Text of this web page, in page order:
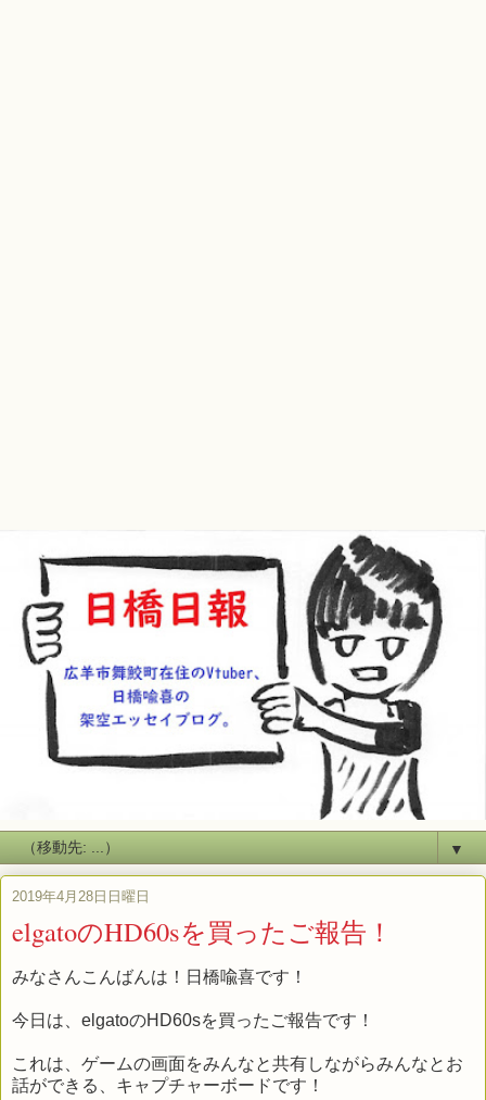
▼
2019年4月28日日曜日
elgatoのHD60sを買ったご報告！
みなさんこんばんは！日橋喩喜です！
今日は、elgatoのHD60sを買ったご報告です！
これは、ゲームの画面をみんなと共有しながらみんなとお
話ができる、キャプチャーボードです！